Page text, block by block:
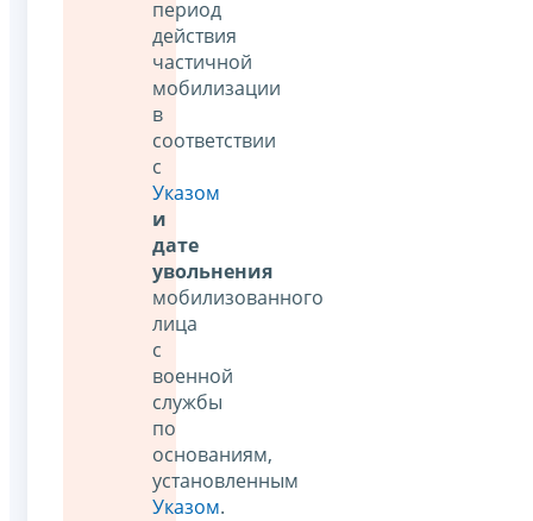
период
действия
частичной
мобилизации
в
соответствии
с
Указом
и
дате
увольнения
мобилизованного
лица
с
военной
службы
по
основаниям,
установленным
Указом.